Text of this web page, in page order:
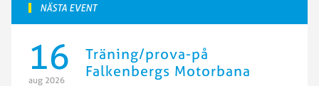
NÄSTA EVENT
16
aug 2026
Träning/prova-på
Falkenbergs Motorbana